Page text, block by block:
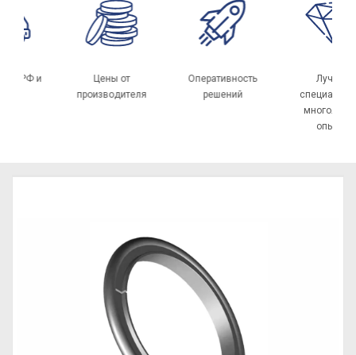
Оперативность
решений
Цены от
производителя
по РФ и